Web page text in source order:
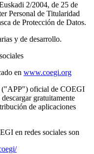
2/2004, de 25 de
Personal de Titularidad
de Protección de Datos.
y de desarrollo.
en www.coegi.org
("APP") oficial de COEGI
gratuitamente
de aplicaciones
en redes sociales son